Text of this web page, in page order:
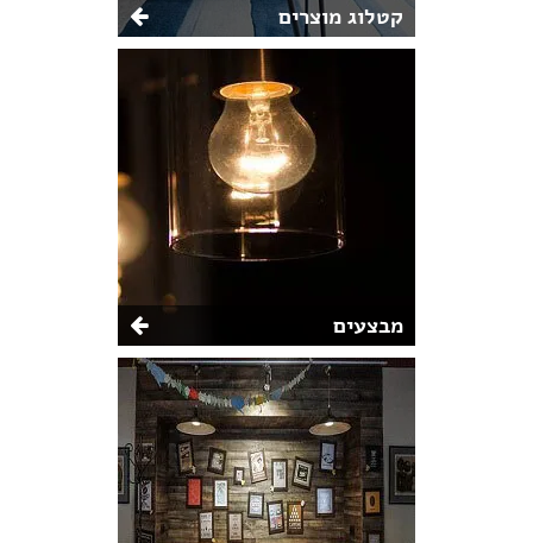
קטלוג מוצרים
מבצעים